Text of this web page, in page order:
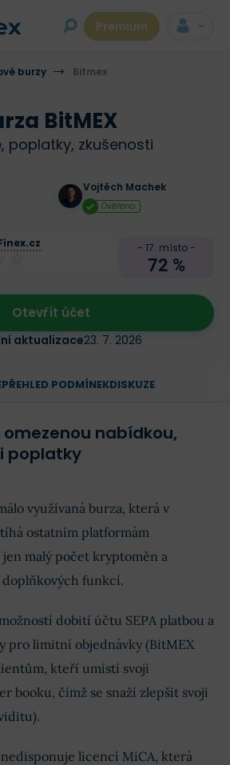
Premium
burzy Bitmex
BitMEX
poplatky, zkušenosti
Vojtěch Machek
Ověřeno
- 17. místo -
72 %
Otevřít účet
aktualizace23. 7. 2026
PŘEHLED PODMÍNEKDISKUZE
omezenou nabídkou,
poplatky
využívaná burza, která v
ostatním platformám
malý počet kryptoměn a
funkcí.
dobití účtu SEPA platbou a
pro limitní objednávky (BitMEX
kteří umístí svoji
booku, čímž se snaží zlepšit svoji
nedisponuje licencí MiCA, která